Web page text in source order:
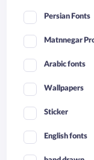
Persian Fonts
Matnnegar
Arabic fonts
Wallpapers
Sticker
English fonts